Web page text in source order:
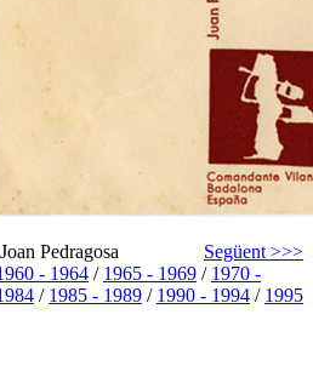
Següent >>>
- 1964 / 1965 - 1969 / 1970 -
/ 1985 - 1989 / 1990 - 1994 / 1995
Pedragosa